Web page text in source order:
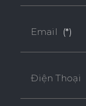
Email (*)
Điện Thoại